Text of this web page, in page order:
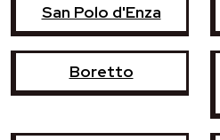
San Polo d'Enza
Boretto